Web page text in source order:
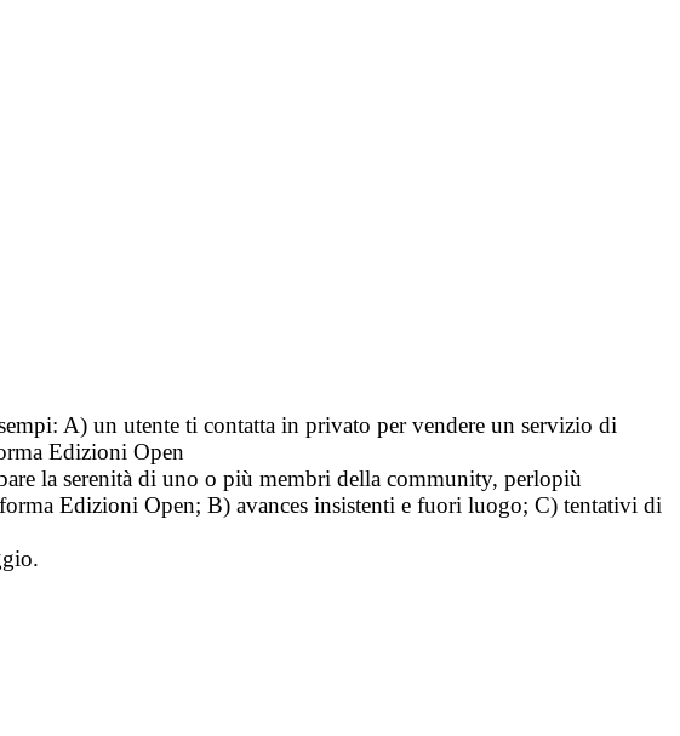
A) un utente ti contatta in privato per vendere un servizio di
Edizioni Open
la serenità di uno o più membri della community, perlopiù
Edizioni Open; B) avances insistenti e fuori luogo; C) tentativi di